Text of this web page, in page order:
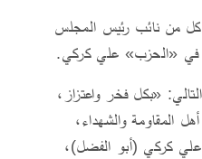
من نائب رئيس المجلس
في «الحزب» علي كركي.
«بكل فخر واعتزاز،
المقاومة والشهداء،
علي كركي (أبو الفضل)،